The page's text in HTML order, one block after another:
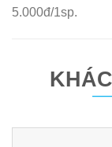
5.000đ/1sp.